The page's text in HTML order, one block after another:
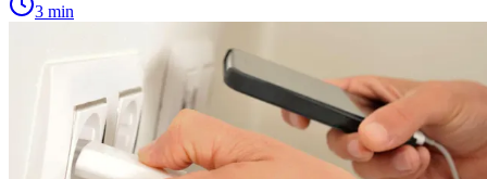
3 min